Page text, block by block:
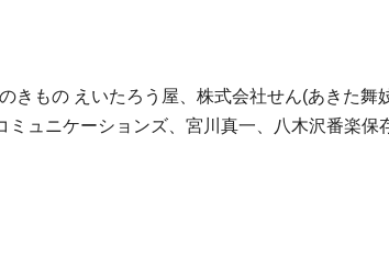
きもの えいたろう屋、株式会社せん(あきた
ュニケーションズ、宮川真一、八木沢番楽